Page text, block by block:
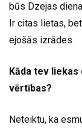
būs Dzejas
Ir citas lietas,
ejošās izrādes.
Kāda tev
vērtības?
Neteiktu, ka